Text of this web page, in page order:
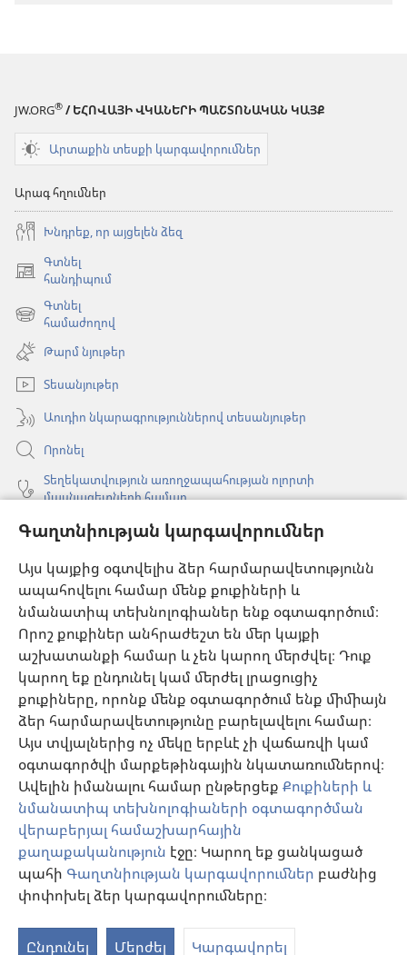
Գաղտնիության կարգավորումներ
Այս կայքից օգտվելիս ձեր հարմարավետությունն
ապահովելու համար մենք քուքիների և
նմանատիպ տեխնոլոգիաներ ենք օգտագործում։
Որոշ քուքիներ անհրաժեշտ են մեր կայքի
աշխատանքի համար և չեն կարող մերժվել։ Դուք
կարող եք ընդունել կամ մերժել լրացուցիչ
քուքիները, որոնք մենք օգտագործում ենք միմիայն
ձեր հարմարավետությունը բարելավելու համար։
Այս տվյալներից ոչ մեկը երբևէ չի վաճառվի կամ
օգտագործվի մարքեթինգային նկատառումներով։
Ավելին իմանալու համար ընթերցեք Քուքիների և
նմանատիպ տեխնոլոգիաների օգտագործման
վերաբերյալ համաշխարհային
քաղաքականություն էջը։ Կարող եք ցանկացած
պահի Գաղտնիության կարգավորումներ բաժնից
փոփոխել ձեր կարգավորումները։
Ընդունել Մերժել Կարգավորել
JW.ORG® / ԵՀՈՎԱՅԻ ՎԿԱՆԵՐԻ ՊԱՇՏՈՆԱԿԱՆ ԿԱՅՔ
Արտաքին տեսքի կարգավորումներ
Արագ հղումներ
Խնդրեք, որ այցելեն ձեզ
Գտնել
հանդիպում
(բացվում
նոր
պատուհան)
Գտնել
համաժողով
(բացվում
նոր
պատուհան)
Թարմ նյութեր
Տեսանյութեր
Աուդիո նկարագրություններով տեսանյութեր
Որոնել
Տեղեկատվություն առողջապահության ոլորտի
մասնագետների համար
Գլոբալ հաղորդակցություն
Օգնություն
Նվիրատվություններ
(բացվում
է
նոր
պատուհան)
Դիտարանի ՕՆԼԱՅՆ ԳՐԱԴԱՐԱՆ
(բացվում
է
նոր
պատուհան)
JW Hub
(բացվում
է
նոր
պատուհան)
JW Library® հավելված
Watchtower Library
Copyright © 2026 Watch Tower Bible and Tract Society of Pennsylvania.
ՕԳՏԱԳՈՐԾՄԱՆ ՊԱՅՄԱՆՆԵՐ |
ՔԱՂԱՔԱԿԱՆՈՒԹՅՈՒՆ|ԳԱՂՏՆԻՈՒԹՅԱՆ ԿԱՐԳԱՎՈՐՈՒՄՆԵՐ